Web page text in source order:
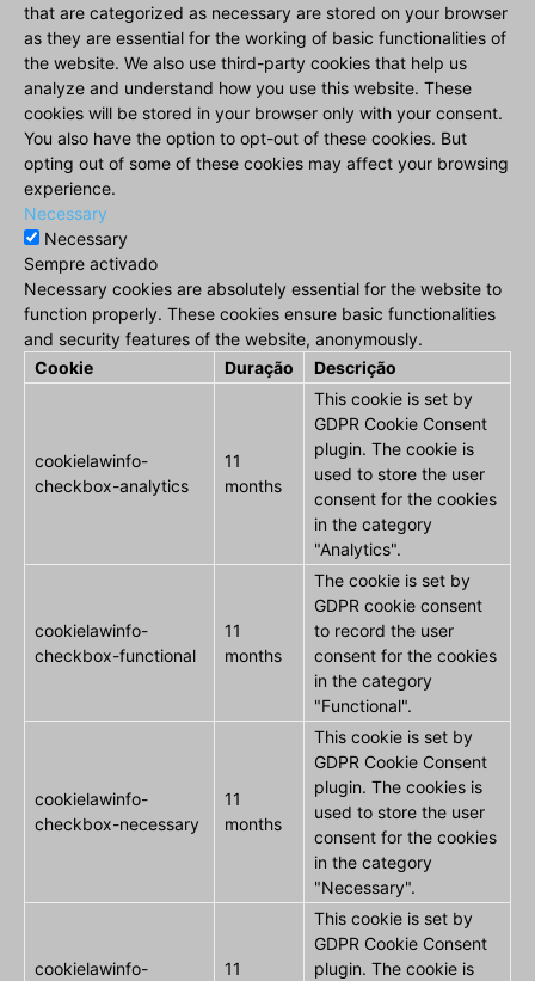
that are categorized as necessary are stored on your browser
as they are essential for the working of basic functionalities of
the website. We also use third-party cookies that help us
analyze and understand how you use this website. These
cookies will be stored in your browser only with your consent.
You also have the option to opt-out of these cookies. But
opting out of some of these cookies may affect your browsing
experience.
Necessary
Necessary
Sempre activado
Necessary cookies are absolutely essential for the website to
function properly. These cookies ensure basic functionalities
and security features of the website, anonymously.
Cookie
Duração Descrição
cookielawinfo-
checkbox-analytics
11
months
This cookie is set by
GDPR Cookie Consent
plugin. The cookie is
used to store the user
consent for the cookies
in the category
"Analytics".
cookielawinfo-
checkbox-functional
11
months
The cookie is set by
GDPR cookie consent
to record the user
consent for the cookies
in the category
"Functional".
cookielawinfo-
checkbox-necessary
11
months
This cookie is set by
GDPR Cookie Consent
plugin. The cookies is
used to store the user
consent for the cookies
in the category
"Necessary".
cookielawinfo-
11
This cookie is set by
GDPR Cookie Consent
plugin. The cookie is